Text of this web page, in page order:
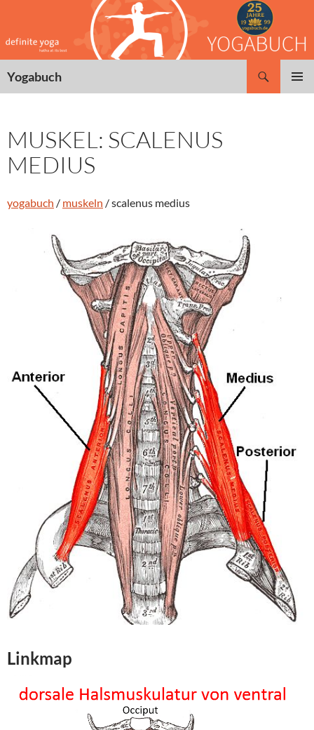
springen
Yogabuch
MUSKEL: SCALENUS
MEDIUS
yogabuch / muskeln / scalenus medius
Linkmap